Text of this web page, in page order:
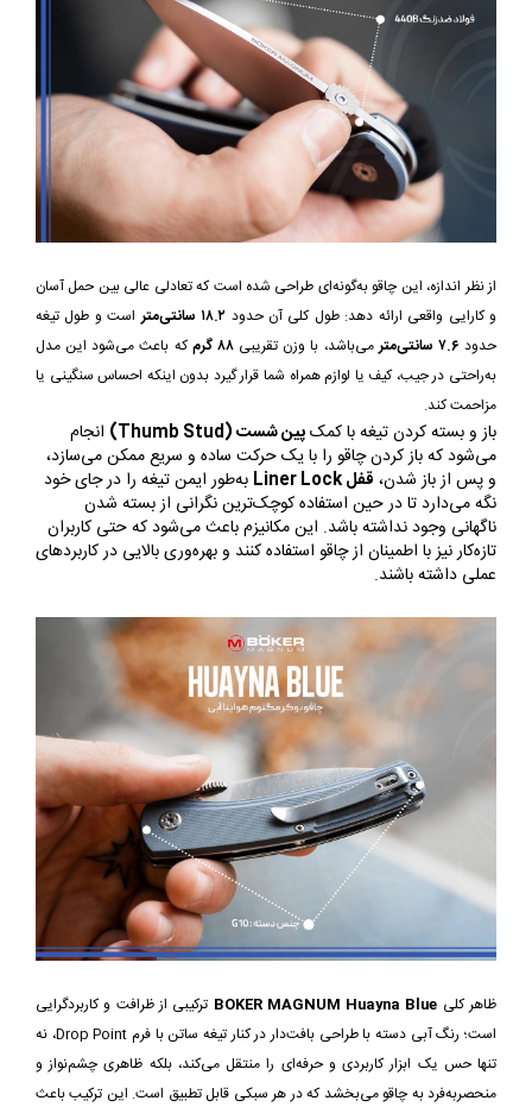
از نظر اندازه، این چاقو به‌گونه‌ای طراحی شده است که تعادلی عالی بین حمل آسان
و کارایی واقعی ارائه دهد: طول کلی آن حدود ۱۸.۲ سانتی‌متر
است و طول تیغه
حدود ۷.۶ سانتی‌متر می‌باشد، با وزن تقریبی۸۸ گرم
که باعث می‌شود این مدل
به‌راحتی در جیب، کیف یا لوازم همراه شما قرار گیرد بدون اینکه احساس سنگینی یا
مزاحمت کند.
باز و بسته کردن تیغه با کمکپین شست (Thumb Stud)
انجام
می‌شود که باز کردن چاقو را با یک حرکت ساده و سریع ممکن می‌سازد،
و پس از باز شدن، قفل Liner Lock
به‌طور ایمن تیغه را در جای خود
نگه می‌دارد تا در حین استفاده کوچک‌ترین نگرانی از بسته شدن
ناگهانی وجود نداشته باشد. این مکانیزم باعث می‌شود که حتی کاربران
تازه‌کار نیز با اطمینان از چاقو استفاده کنند و بهره‌وری بالایی در کاربردهای
عملی داشته باشند.
ظاهر کلی BOKER MAGNUM Huayna Blue ترکیبی از ظرافت و کاربردگرایی
است؛ رنگ آبی دسته‌ با طراحی بافت‌دار در کنار تیغه ساتن با فرم Drop Point، نه
تنها حس یک ابزار کاربردی و حرفه‌ای را منتقل می‌کند، بلکه ظاهری چشم‌نواز و
منحصربه‌فرد به چاقو می‌بخشد که در هر سبکی قابل تطبیق است. این ترکیب باعث